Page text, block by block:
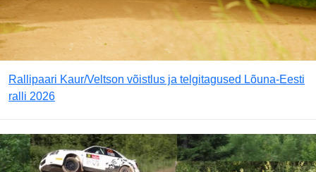
Rallipaari Kaur/Veltson võistlus ja telgitagused Lõuna-Eesti
ralli 2026